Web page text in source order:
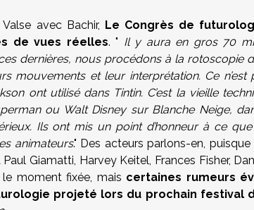
avec Bachir, Le Congrès de
de vues réelles. " Il y aura en gros 70
dernières, nous procédons à la rotoscopie
mouvements et leur interprétation. Ce
ont utilisé dans Tintin. C’est la vieille
ou Walt Disney sur Blanche Neige,
Ils ont mis un point d’honneur à ce
animateurs." Des acteurs parlons-en,
Paul Giamatti, Harvey Keitel, Frances Fisher,
moment fixée, mais certaines rumeurs
projeté lors du prochain festival